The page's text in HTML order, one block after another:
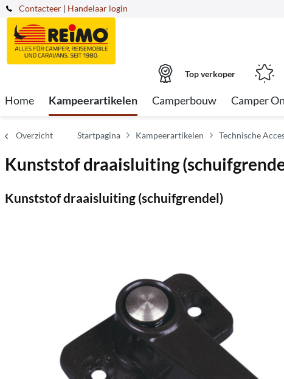
Contacteer | Handelaar login
Top verkoper
Home Kampeerartikelen Camperbouw Camper
Overzicht Startpagina Kampeerartikelen Technische
Kunststof draaisluiting
Kunststof draaisluiting (schuifgrendel)